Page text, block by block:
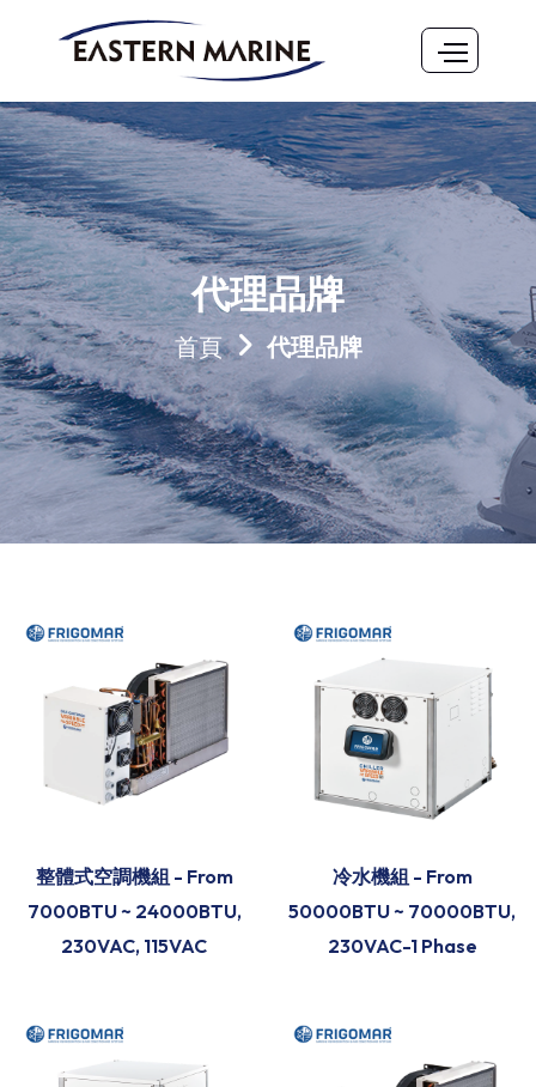
代理品牌
首頁 代理品牌
整體式空調機組 - From
7000BTU ~ 24000BTU,
230VAC, 115VAC
冷水機組 - From
50000BTU ~ 70000BTU,
230VAC-1 Phase